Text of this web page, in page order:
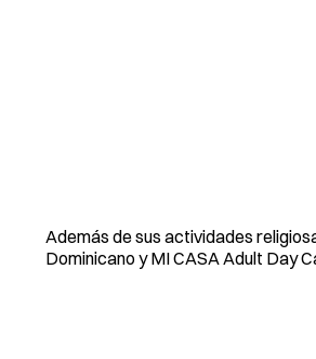
Además de sus actividades
Dominicano y MI CASA Adult Day